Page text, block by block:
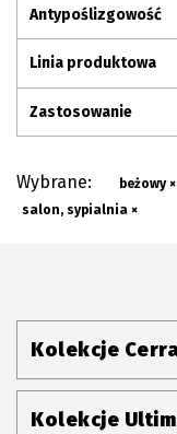
Antypoślizgowość
Linia produktowa
Zastosowanie
Wybrane: beżowy ×
salon, sypialnia ×
Kolekcje
Kolekcje